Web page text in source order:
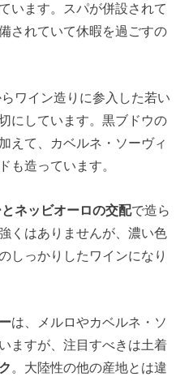
います。スパが併設されて
されていて休暇を過ごすの
ワイン造りに参入した若い
にしています。黒ブドウの
えて、カベルネ・ソーヴィ
も造っています。
ネッビオーロの交配で造ら
くはありませんが、濃い色
しっかりしたワインになり
は、メルロやカベルネ・ソ
ますが、注目すべきは土着
。大陸性の他の産地とは違